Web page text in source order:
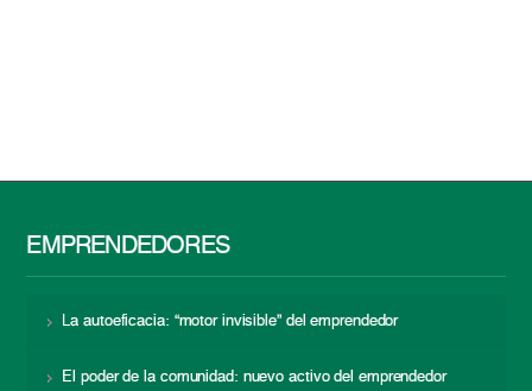
EMPRENDEDORES
La autoeficacia: “motor invisible” del emprendedor
El poder de la comunidad: nuevo activo del emprendedor